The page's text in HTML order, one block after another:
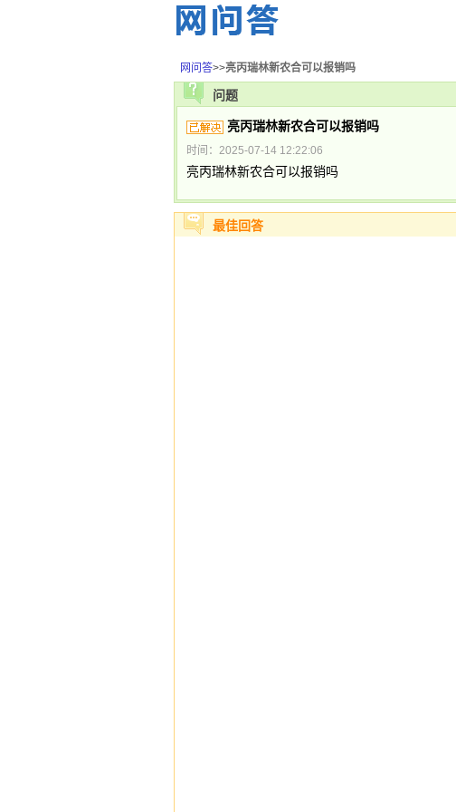
网问答>>亮丙瑞林新农合可以报销吗
问题
亮丙瑞林新农合可以报销吗
时间：2025-07-14 12:22:06
亮丙瑞林新农合可以报销吗
最佳回答